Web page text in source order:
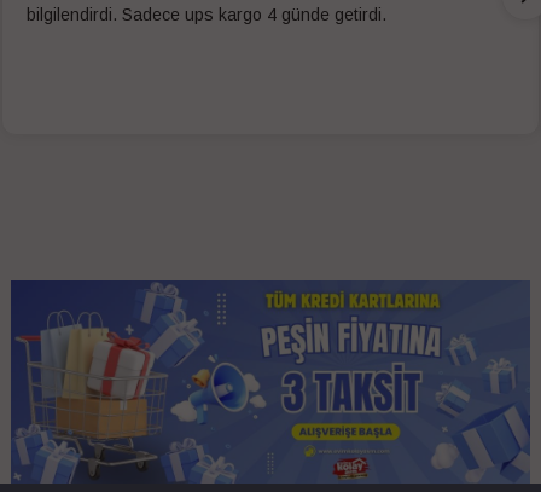
bilgilendirdi. Sadece ups kargo 4 günde getirdi.